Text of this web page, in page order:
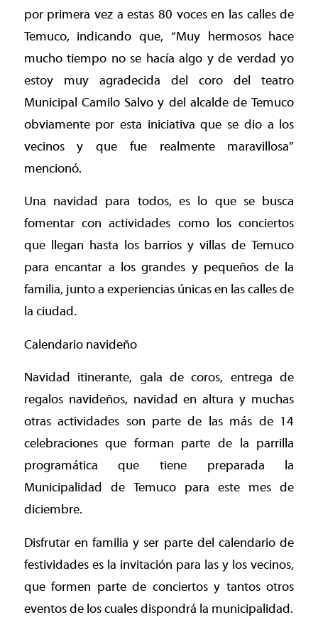
por primera vez a estas 80 voces en las calles de
Temuco, indicando que, “Muy hermosos hace
mucho tiempo no se hacía algo y de verdad yo
estoy muy agradecida del coro del teatro
Municipal Camilo Salvo y del alcalde de Temuco
obviamente por esta iniciativa que se dio a los
vecinos y que fue realmente maravillosa”
mencionó.
Una navidad para todos, es lo que se busca
fomentar con actividades como los conciertos
que llegan hasta los barrios y villas de Temuco
para encantar a los grandes y pequeños de la
familia, junto a experiencias únicas en las calles de
la ciudad.
Calendario navideño
Navidad itinerante, gala de coros, entrega de
regalos navideños, navidad en altura y muchas
otras actividades son parte de las más de 14
celebraciones que forman parte de la parrilla
programática que tiene preparada la
Municipalidad de Temuco para este mes de
diciembre.
Disfrutar en familia y ser parte del calendario de
festividades es la invitación para las y los vecinos,
que formen parte de conciertos y tantos otros
eventos de los cuales dispondrá la municipalidad.